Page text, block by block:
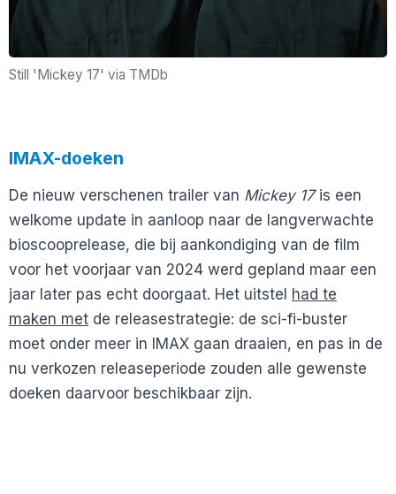
Still 'Mickey 17' via TMDb
IMAX-doeken
De nieuw verschenen trailer van Mickey 17is een
welkome update in aanloop naar de langverwachte
bioscooprelease, die bij aankondiging van de film
voor het voorjaar van 2024 werd gepland maar een
jaar later pas echt doorgaat. Het uitstel had te
maken met de releasestrategie: de sci-fi-buster
moet onder meer in IMAX gaan draaien, en pas in de
nu verkozen releaseperiode zouden alle gewenste
doeken daarvoor beschikbaar zijn.